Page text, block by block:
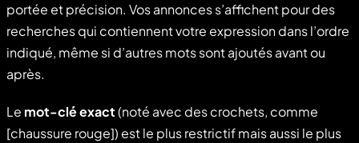
portée et précision. Vos annonces s’affichent pour des
recherches qui contiennent votre expression dans l’ordre
indiqué, même si d’autres mots sont ajoutés avant ou
après.
Le mot-clé exact(noté avec des crochets, comme
[chaussure rouge]) est le plus restrictif mais aussi le plus